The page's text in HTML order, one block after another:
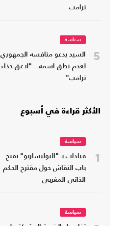
ترامب
5
سياسة
السيد يدعو منافسه الجمهوري
لعدم نطق اسمه.. "لاعق حذاء
ترامب"
الأكثر قراءة في أسبوع
1
سياسة
قيادات بـ "البوليساريو" تفتح
باب النقاش حول مقترح الحكم
الذاتي المغربي
سياسة